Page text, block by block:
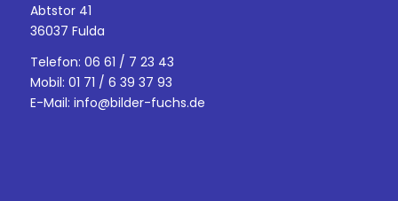
Abtstor 41
36037 Fulda
Telefon: 06 61 / 7 23 43
Mobil: 01 71 / 6 39 37 93
E-Mail: info@bilder-fuchs.de